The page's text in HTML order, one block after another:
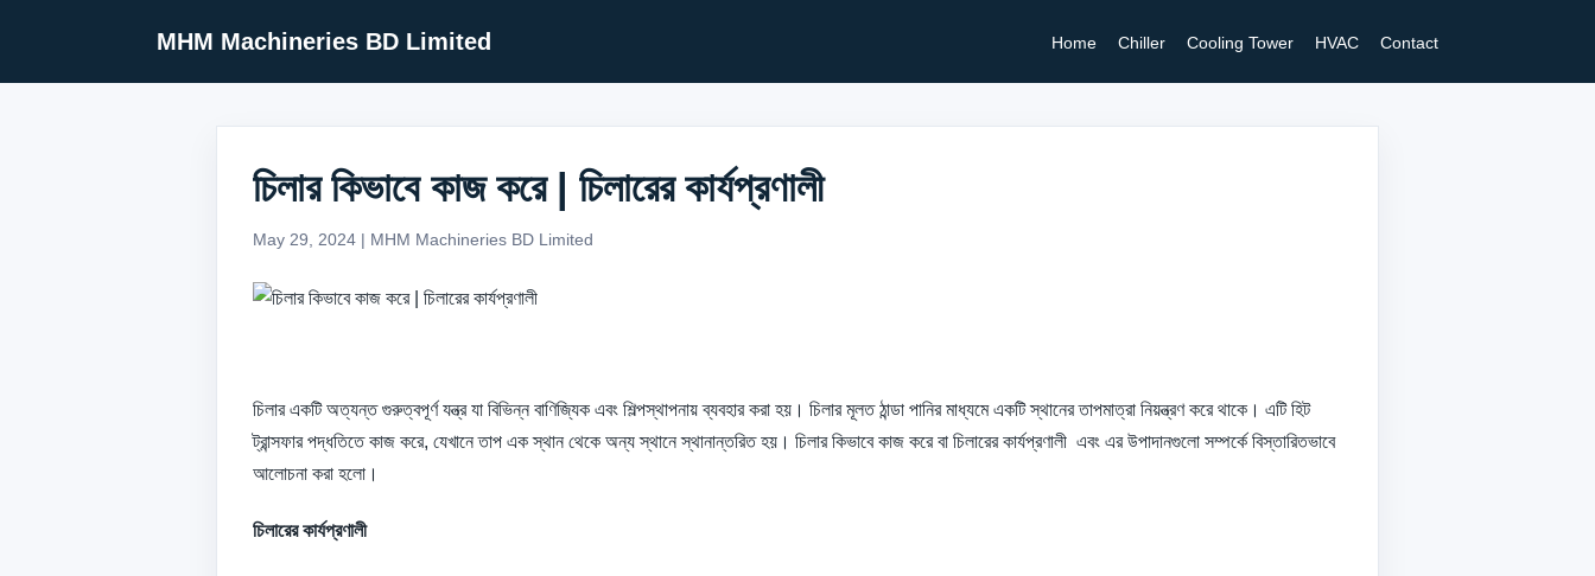
MHM Machineries BD Limited Home Chiller Cooling Tower HVAC Contact
চিলার কিভাবে কাজ করে | চিলারের কার্যপ্রণালী
May 29, 2024 | MHM Machineries BD Limited
চিলার একটি অত্যন্ত গুরুত্বপূর্ণ যন্ত্র যা বিভিন্ন বাণিজ্যিক এবং শিল্পস্থাপনায় ব্যবহার করা হয়। চিলার মূলত ঠান্ডা পানির মাধ্যমে একটি স্থানের তাপমাত্রা নিয়ন্ত্রণ করে থাকে। এটি হিট
ট্রান্সফার পদ্ধতিতে কাজ করে, যেখানে তাপ এক স্থান থেকে অন্য স্থানে স্থানান্তরিত হয়। চিলার কিভাবে কাজ করে বা চিলারের কার্যপ্রণালী এবং এর উপাদানগুলো সম্পর্কে বিস্তারিতভাবে
আলোচনা করা হলো।
চিলারের কার্যপ্রণালী